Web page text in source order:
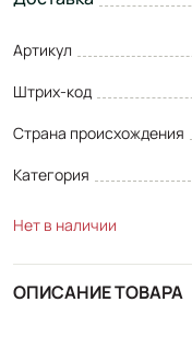
Артикул
Штрих-код
Страна происхождения
Категория
Нет в наличии
ОПИСАНИЕ ТОВАРА